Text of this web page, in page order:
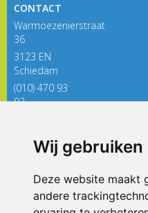
Wij
Deze website maakt
andere
CONTACT
Warmoezenierstraat
36
3123 EN
Schiedam
(010) 470 93
92